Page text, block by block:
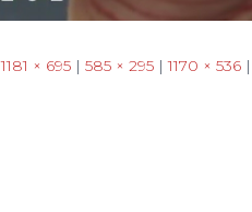
1181 × 695 | 585 × 295 | 1170 × 536 |